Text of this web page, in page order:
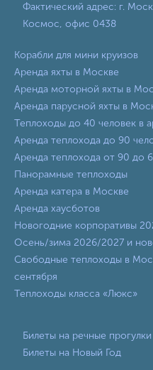
Фактический адрес: г.
Космос, офис 0438
Корабли для мини круизов
Аренда яхты в Москве
Аренда моторной яхты в
Аренда парусной яхты в
Теплоходы до 40 человек в
Аренда теплохода до 90
Аренда теплохода от 90 до
Панорамные теплоходы
Аренда катера в Москве
Аренда хаусботов
Новогодние корпоративы
Осень/зима 2026/2027 и
Свободные теплоходы в
сентября
Теплоходы класса «Люкс»
Билеты на речные прогулки
Билеты на Новый Год